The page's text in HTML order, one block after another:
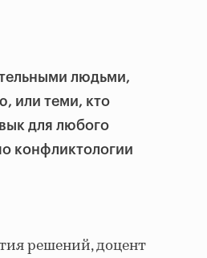
людьми,
или теми, кто
для любого
конфликтологии
решений, доцент